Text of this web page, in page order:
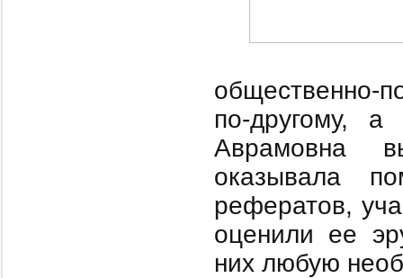
общественно-
по-другому,
Аврамовна
оказывала
рефератов,
оценили ее
них любую